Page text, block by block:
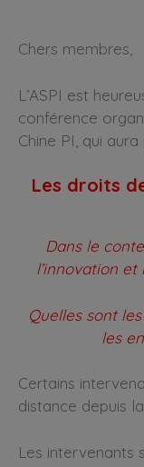
Chers membres,
L’ASPI est
conférence
Chine PI, qui
Les droits
Dans le
l’innovation
Quelles sont
les
Certains
distance depuis
Les intervenants